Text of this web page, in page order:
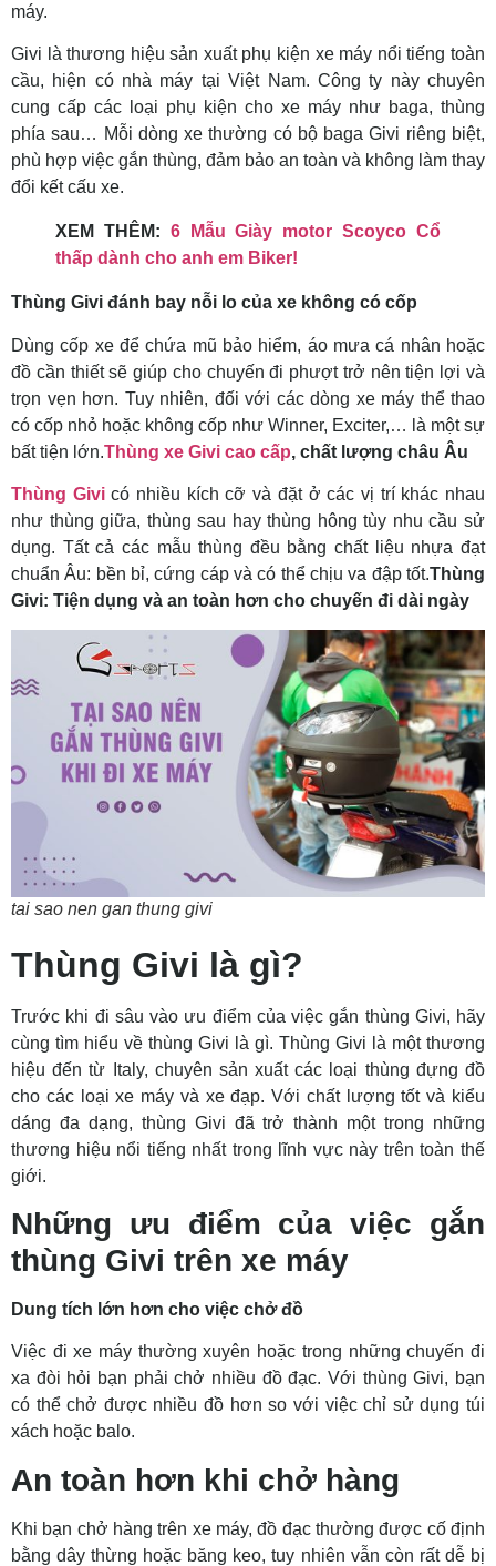
máy.
Givi là thương hiệu sản xuất phụ kiện xe máy nổi tiếng toàn
cầu, hiện có nhà máy tại Việt Nam. Công ty này chuyên
cung cấp các loại phụ kiện cho xe máy như baga, thùng
phía sau… Mỗi dòng xe thường có bộ baga Givi riêng biệt,
phù hợp việc gắn thùng, đảm bảo an toàn và không làm thay
đổi kết cấu xe.
XEM THÊM: 6 Mẫu Giày motor Scoyco Cổ
thấp dành cho anh em Biker!
Thùng Givi đánh bay nỗi lo của xe không có cốp
Dùng cốp xe để chứa mũ bảo hiểm, áo mưa cá nhân hoặc
đồ cần thiết sẽ giúp cho chuyến đi phượt trở nên tiện lợi và
trọn vẹn hơn. Tuy nhiên, đối với các dòng xe máy thể thao
có cốp nhỏ hoặc không cốp như Winner, Exciter,… là một sự
bất tiện lớn.Thùng xe Givi cao cấp, chất lượng châu Âu
Thùng Givicó nhiều kích cỡ và đặt ở các vị trí khác nhau
như thùng giữa, thùng sau hay thùng hông tùy nhu cầu sử
dụng. Tất cả các mẫu thùng đều bằng chất liệu nhựa đạt
chuẩn Âu: bền bỉ, cứng cáp và có thể chịu va đập tốt.Thùng
Givi: Tiện dụng và an toàn hơn cho chuyến đi dài ngày
tai sao nen gan thung givi
Thùng Givi là gì?
Trước khi đi sâu vào ưu điểm của việc gắn thùng Givi, hãy
cùng tìm hiểu về thùng Givi là gì. Thùng Givi là một thương
hiệu đến từ Italy, chuyên sản xuất các loại thùng đựng đồ
cho các loại xe máy và xe đạp. Với chất lượng tốt và kiểu
dáng đa dạng, thùng Givi đã trở thành một trong những
thương hiệu nổi tiếng nhất trong lĩnh vực này trên toàn thế
giới.
Những ưu điểm của việc gắn
thùng Givi trên xe máy
Dung tích lớn hơn cho việc chở đồ
Việc đi xe máy thường xuyên hoặc trong những chuyến đi
xa đòi hỏi bạn phải chở nhiều đồ đạc. Với thùng Givi, bạn
có thể chở được nhiều đồ hơn so với việc chỉ sử dụng túi
xách hoặc balo.
An toàn hơn khi chở hàng
Khi bạn chở hàng trên xe máy, đồ đạc thường được cố định
bằng dây thừng hoặc băng keo, tuy nhiên vẫn còn rất dễ bị